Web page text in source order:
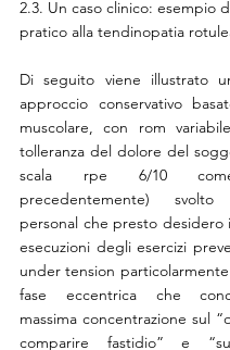
2.3. Un caso clinico: esempio
pratico alla tendinopatia
Di seguito viene illustrato
approccio conservativo
muscolare, con rom
tolleranza del dolore del
scala rpe 6/10
precedentemente)
personal che presto desidero
esecuzioni degli esercizi
under tension
fase eccentrica che
massima concentrazione sul
comparire fastidio” e